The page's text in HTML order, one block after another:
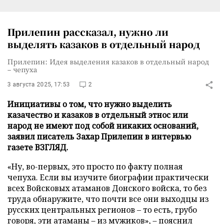
Прилепин рассказал, нужно ли
выделять казаков в отдельный народ
Прилепин: Идея выделения казаков в отдельный народ
– чепуха
3 августа 2025, 17:53 2
Инициативы о том, что нужно выделить
казачество и казаков в отдельный этнос или
народ не имеют под собой никаких оснований,
заявил писатель Захар Прилепин в интервью
газете ВЗГЛЯД.
«Ну, во-первых, это просто по факту полная
чепуха. Если вы изучите биографии практически
всех Войсковых атаманов Донского войска, то без
труда обнаружите, что почти все они выходцы из
русских центральных регионов – то есть, грубо
говоря, эти атаманы – из мужиков», – пояснил